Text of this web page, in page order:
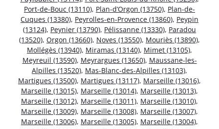
Port-de-Bouc (13110), Plan-d’Orgon (13750), Plan-de-
Cuques (13380), Peyrolles-en-Provence (13860), Peypin
(13124), Peynier (13790), Pélissanne (13330), Paradou
(13520), Orgon (13660), Noves (13550), Mouriès (13890),
Mollégès (13940), Miramas (13140), Mimet (13105),
Meyreuil (13590), Meyrargues (13650), Maussane-les-
Alpilles (13520), Mas-Blanc-des-Alpilles (13103),
Martigues (13500), Martigues (13117), Marseille (13016),
Marseille (13015), Marseille (13014), Marseille (13013),
Marseille (13012), Marseille (13011), Marseille (13010),
Marseille (13009), Marseille (13008), Marseille (13007),
Marseille (13006), Marseille (13005), Marseille (13004),